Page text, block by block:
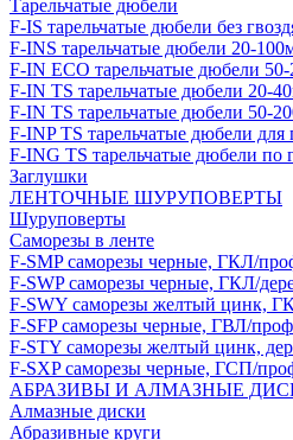
Тарельчатые дюбели
F-IS тарельчатые дюбели без
F-INS тарельчатые дюбели 20-
F-IN ECO тарельчатые дюбели
F-IN TS тарельчатые дюбели 20-
F-IN TS тарельчатые дюбели 50-
F-INP TS тарельчатые дюбели для
F-ING TS тарельчатые дюбели по
Заглушки
ЛЕНТОЧНЫЕ ШУРУПОВЕРТЫ
Шуруповерты
Саморезы в ленте
F-SMP саморезы черные, ГКЛ/
F-SWP саморезы черные, ГКЛ/
F-SWY саморезы желтый цинк,
F-SFP саморезы черные, ГВЛ/
F-STY саморезы желтый цинк,
F-SXP саморезы черные, ГСП/
АБРАЗИВЫ И АЛМАЗНЫЕ
Алмазные диски
Абразивные круги